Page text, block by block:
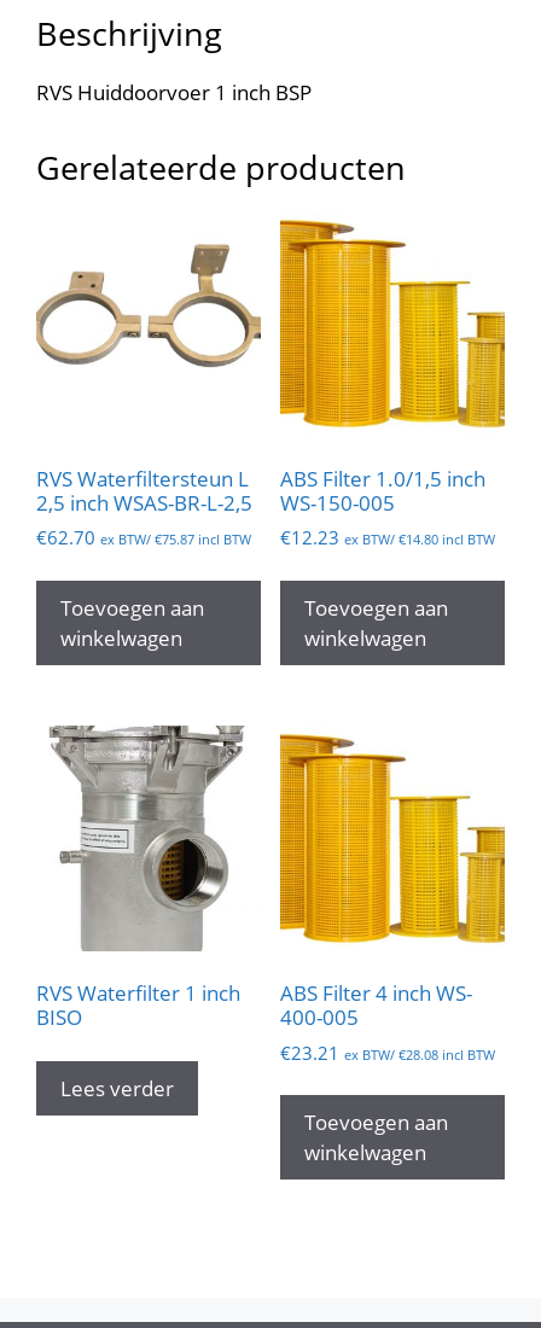
Beschrijving
RVS Huiddoorvoer 1 inch BSP
Gerelateerde producten
RVS Waterfiltersteun L
2,5 inch WSAS-BR-L-2,5
€62.70 ex BTW/ €75.87 incl BTW
Toevoegen aan
winkelwagen
ABS Filter 1.0/1,5 inch
WS-150-005
€12.23 ex BTW/ €14.80incl BTW
Toevoegen aan
winkelwagen
RVS Waterfilter 1 inch
BISO
Lees verder
ABS Filter 4 inch WS-
400-005
€23.21 ex BTW/ €28.08incl BTW
Toevoegen aan
winkelwagen